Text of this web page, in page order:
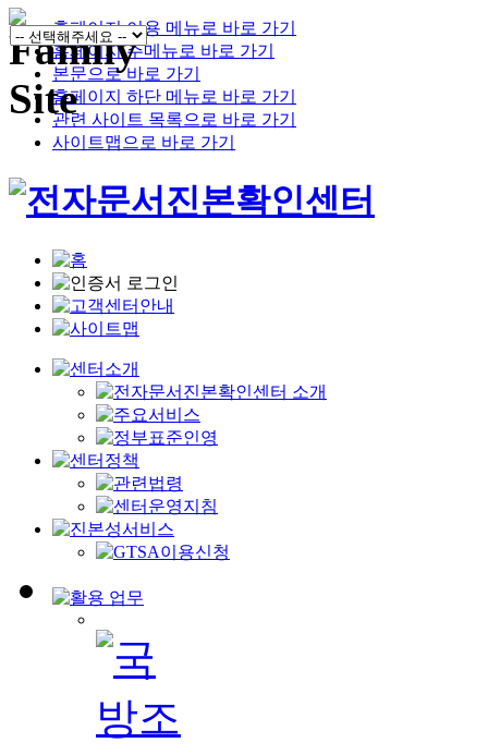
홈페이지 이용 메뉴로 바로 가기
홈페이지 주메뉴로 바로 가기
본문으로 바로 가기
홈페이지 하단 메뉴로 바로 가기
관련 사이트 목록으로 바로 가기
사이트맵으로 바로 가기